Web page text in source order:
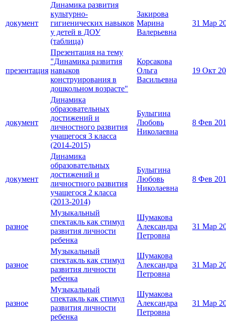
документ
Динамика развития
культурно-
гигиенических навыков
у детей в ДОУ
(таблица)
Закирова
Марина
Валерьевна
31 Мар
презентация
Презентация на тему
"Динамика развития
навыков
конструирования в
дошкольном возрасте"
Корсакова
Ольга
Васильевна
19 Окт
документ
Динамика
образовательных
достижений и
личностного развития
учащегося 3 класса
(2014-2015)
Булыгина
Любовь
Николаевна
8 Фев
документ
Динамика
образовательных
достижений и
личностного развития
учащегося 2 класса
(2013-2014)
Булыгина
Любовь
Николаевна
8 Фев
разное
Музыкальный
спектакль как стимул
развития личности
ребенка
Шумакова
Александра
Петровна
31 Мар
разное
Музыкальный
спектакль как стимул
развития личности
ребенка
Шумакова
Александра
Петровна
31 Мар
разное
Музыкальный
спектакль как стимул
развития личности
ребенка
Шумакова
Александра
Петровна
31 Мар